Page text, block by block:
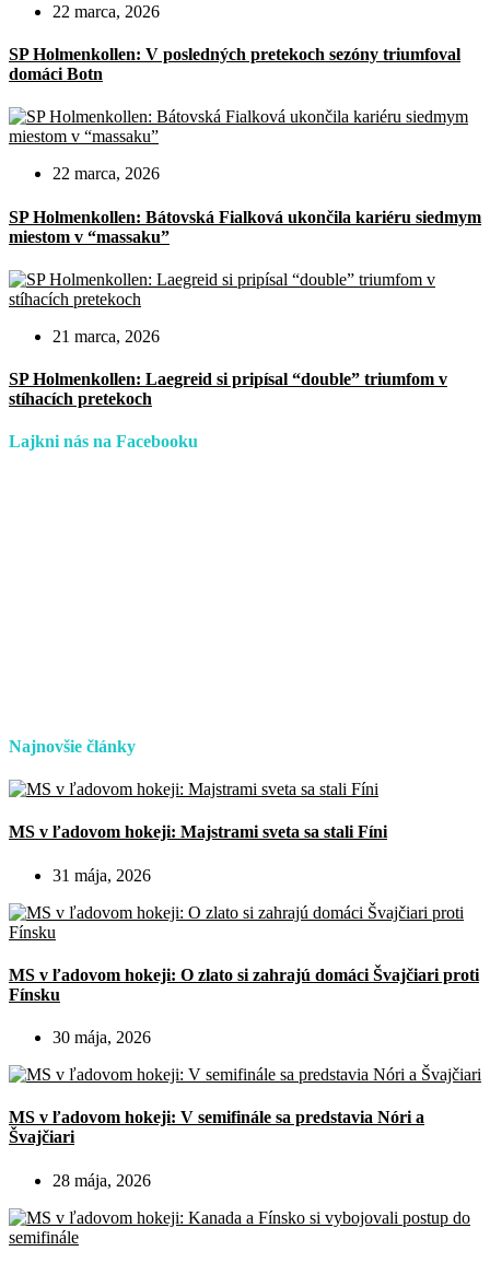
22 marca, 2026
SP Holmenkollen: V posledných pretekoch sezóny triumfoval
domáci Botn
22 marca, 2026
SP Holmenkollen: Bátovská Fialková ukončila kariéru siedmym
miestom v “massaku”
21 marca, 2026
SP Holmenkollen: Laegreid si pripísal “double” triumfom v
stíhacích pretekoch
Lajkni nás na Facebooku
Najnovšie články
MS v ľadovom hokeji: Majstrami sveta sa stali Fíni
31 mája, 2026
MS v ľadovom hokeji: O zlato si zahrajú domáci Švajčiari proti
Fínsku
30 mája, 2026
MS v ľadovom hokeji: V semifinále sa predstavia Nóri a
Švajčiari
28 mája, 2026